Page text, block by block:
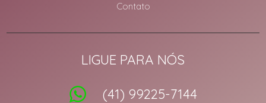
Contato
LIGUE PARA NÓS
(41) 99225-7144